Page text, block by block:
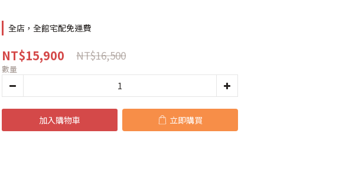
全店，全館宅配免運費
NT$15,900 NT$16,500
數量
加入購物車 立即購買